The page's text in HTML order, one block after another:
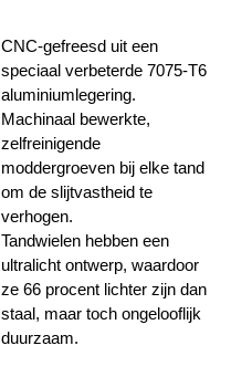
CNC-gefreesd uit een
speciaal verbeterde 7075-T6
aluminiumlegering.
Machinaal bewerkte,
zelfreinigende
moddergroeven bij elke tand
om de slijtvastheid te
verhogen.
Tandwielen hebben een
ultralicht ontwerp, waardoor
ze 66 procent lichter zijn dan
staal, maar toch ongelooflijk
duurzaam.